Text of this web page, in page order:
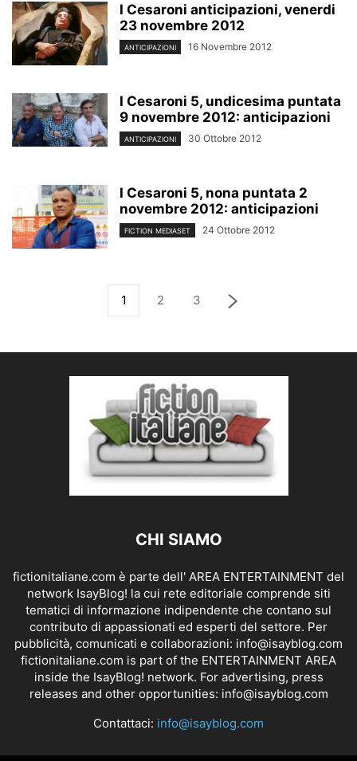
I Cesaroni anticipazioni, venerdi
23 novembre 2012
ANTICIPAZIONI 16 Novembre 2012
I Cesaroni 5, undicesima puntata
9 novembre 2012: anticipazioni
ANTICIPAZIONI 30 Ottobre 2012
I Cesaroni 5, nona puntata 2
novembre 2012: anticipazioni
FICTION MEDIASET 24 Ottobre 2012
1 2 3
CHI SIAMO
fictionitaliane.com è parte dell' AREA ENTERTAINMENT del
network IsayBlog! la cui rete editoriale comprende siti
tematici di informazione indipendente che contano sul
contributo di appassionati ed esperti del settore. Per
pubblicità, comunicati e collaborazioni: info@isayblog.com
fictionitaliane.com is part of the ENTERTAINMENT AREA
inside the IsayBlog! network. For advertising, press
releases and other opportunities: info@isayblog.com
Contattaci: info@isayblog.com